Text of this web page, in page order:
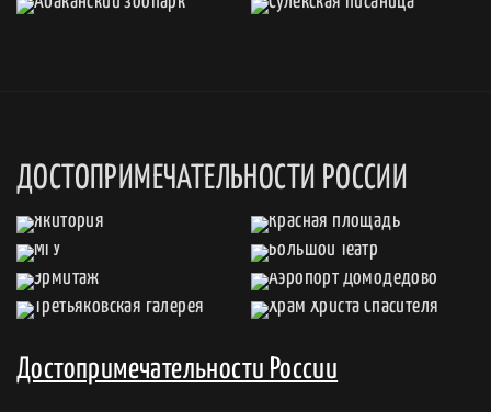
ДОСТОПРИМЕЧАТЕЛЬНОСТИ РОССИИ
Достопримечательности России